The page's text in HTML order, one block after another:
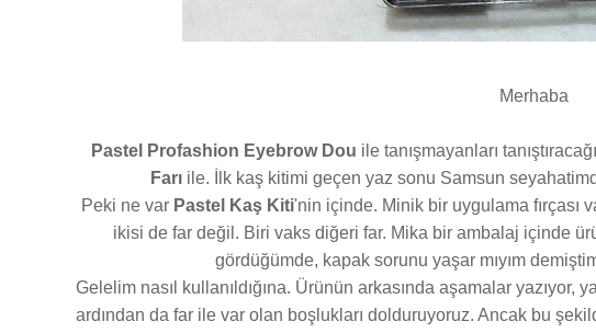
Merhaba
Pastel Profashion Eyebrow Dou ile tanışmayanları
Farı ile. İlk kaş kitimi geçen yaz sonu Samsun
Peki ne var Pastel Kaş Kiti'nin içinde. Minik bir uygulama fırçası
ikisi de far değil. Biri vaks diğeri far. Mika bir ambalaj içinde
gördüğümde, kapak sorunu yaşar mıyım
Gelelim nasıl kullanıldığına. Ürünün arkasında aşamalar yazıyor,
ardından da far ile var olan boşlukları dolduruyoruz. Ancak bu